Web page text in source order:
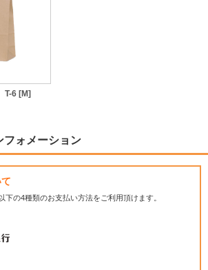
T-6 [M]
フォメーション
下の4種類のお支払い方法をご利用頂けます。